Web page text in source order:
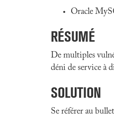
Oracle
RÉSUMÉ
De multiples
déni de service à
SOLUTION
Se référer au